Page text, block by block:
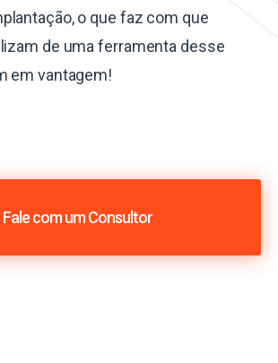
o que faz com que
de uma ferramenta desse
em vantagem!
Fale com um Consultor